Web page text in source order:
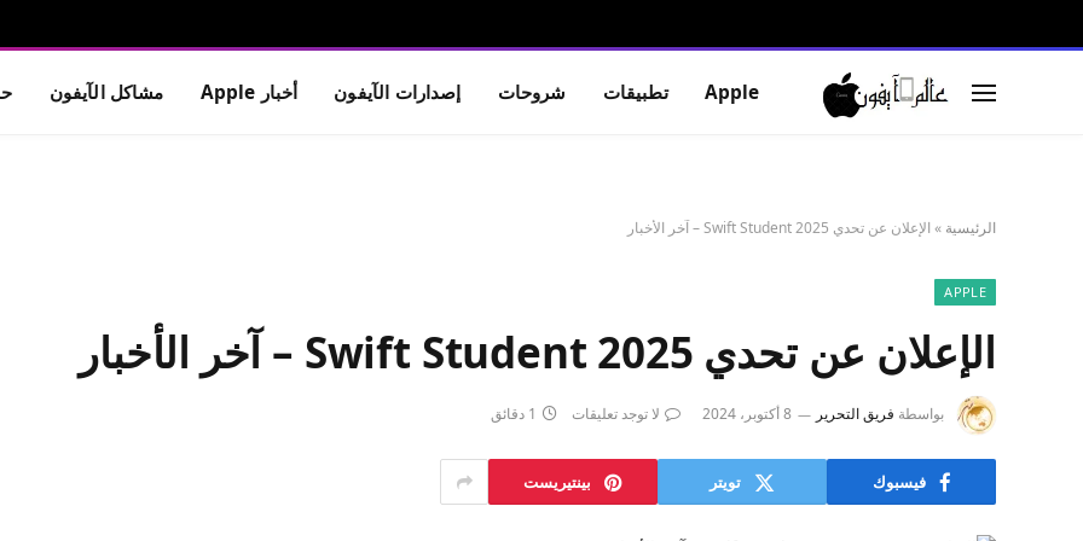
Apple تطبيقات شروحات إصدارات الآيفون أخبار Apple مشاكل الآيفون
الرئيسية » الإعلان عن تحدي Swift Student 2025 – آخر الأخبار
APPLE
الإعلان عن تحدي Swift Student 2025 – آخر الأخبار
بواسطة فريق التحرير 8 أكتوبر، 2024 لا توجد تعليقات 1 دقائق
فيسبوك تويتر بينتيريست